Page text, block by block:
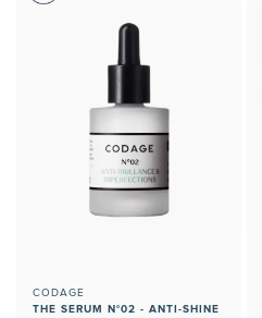
CODAGE
THE SERUM N°02 - ANTI-SHINE